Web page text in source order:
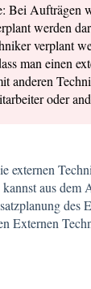
Bei Aufträgen
werden
verplant
man einen
anderen
oder
externen
aus dem
des
Externen